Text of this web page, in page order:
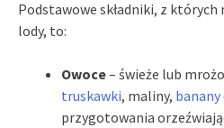
Podstawowe składniki, z
lody, to:
Owoce– świeże lub
truskawki, maliny, banany
przygotowania